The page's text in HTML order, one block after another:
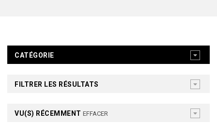
CATÉGORIE
FILTRER LES RÉSULTATS
VU(S) RÉCEMMENT EFFACER